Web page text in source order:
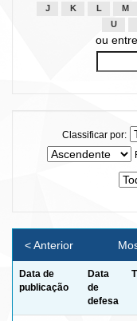
J
K L M
U
ou
Classificar por:
< Anterior
Data de
publicação
Data
de
defesa